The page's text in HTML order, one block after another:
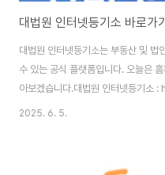
대법원 인터넷등기소 바로
대법원 인터넷등기소는 부동산 및 법
수 있는 공식 플랫폼입니다. 오늘은
아보겠습니다.대법원 인터넷등기
대법원 인터넷등기소 홈페이지 바로
2025. 6. 5.